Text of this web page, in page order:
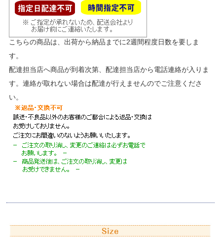
こちらの商品は、出荷から納品までに2週間程度日数を要しま
す。
配達担当店へ商品が到着次第、配達担当店から電話連絡が入りま
す。連絡が取れない場合は配達が行えませんのでご注意くださ
い。